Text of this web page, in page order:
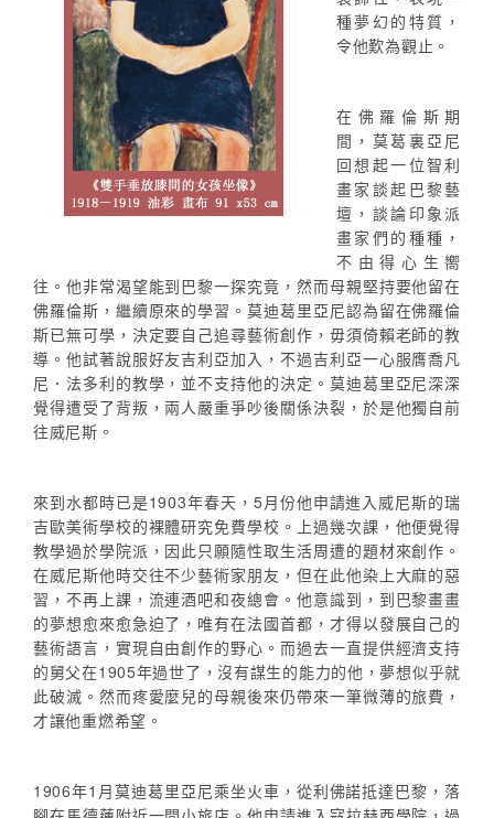
種夢幻的特質，
令他歎為觀止。
在佛羅倫斯期
間，莫葛裏亞尼
回想起一位智利
畫家談起巴黎藝
壇，談論印象派
畫家們的種種，
不由得心生嚮
往。他非常渴望能到巴黎一探究竟，然而母親堅持要他留在
佛羅倫斯，繼續原來的學習。莫迪葛里亞尼認為留在佛羅倫
斯已無可學，決定要自己追尋藝術創作，毋須倚賴老師的教
導。他試著說服好友吉利亞加入，不過吉利亞一心服膺喬凡
尼．法多利的教學，並不支持他的決定。莫迪葛里亞尼深深
覺得遭受了背叛，兩人嚴重爭吵後關係決裂，於是他獨自前
往威尼斯。
來到水都時已是1903年春天，5月份他申請進入威尼斯的瑞
吉歐美術學校的裸體研究免費學校。上過幾次課，他便覺得
教學過於學院派，因此只願隨性取生活周遭的題材來創作。
在威尼斯他時交往不少藝術家朋友，但在此他染上大麻的惡
習，不再上課，流連酒吧和夜總會。他意識到，到巴黎畫畫
的夢想愈來愈急迫了，唯有在法國首都，才得以發展自己的
藝術語言，實現自由創作的野心。而過去一直提供經濟支持
的舅父在1905年過世了，沒有謀生的能力的他，夢想似乎就
此破滅。然而疼愛麼兒的母親後來仍帶來一筆微薄的旅費，
才讓他重燃希望。
1906年1月莫迪葛里亞尼乘坐火車，從利佛諾抵達巴黎，落